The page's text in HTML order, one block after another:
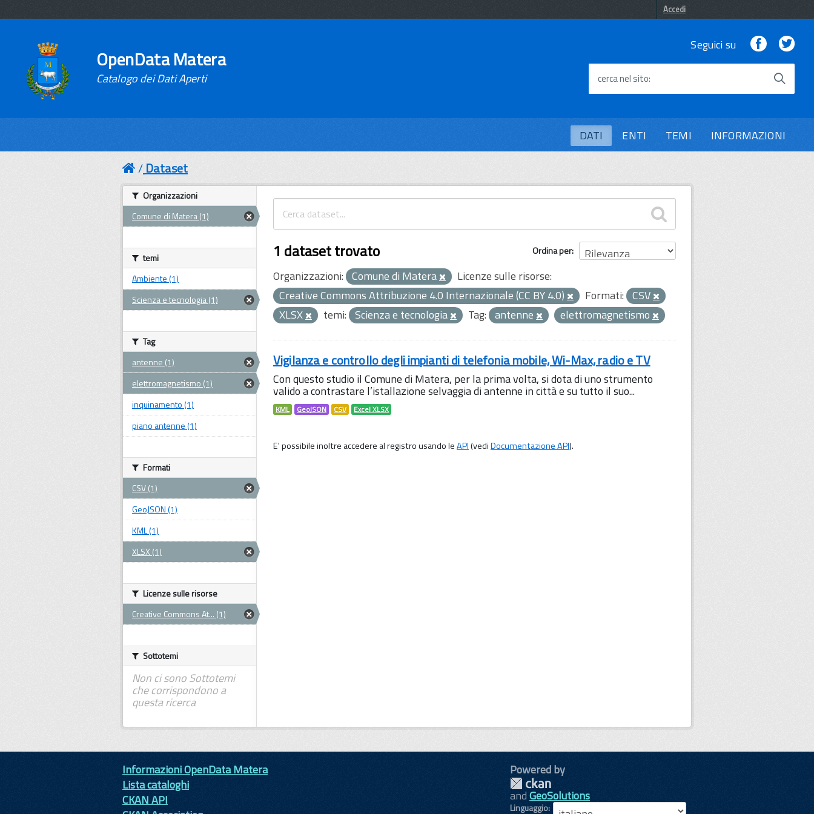
Accedi
OpenData Matera
Catalogo dei Dati Aperti
Seguici su Facebook
cerca nel sito
DATI ENTI TEMI INFORMAZIONI
Dataset
Ordina per
1 dataset trovato
Organizzazioni: Comune di Matera
Licenze sulle risorse:
Creative Commons Attribuzione 4.0 Internazionale (CC BY 4.0)
Formati: CSV
XLSX
temi: Scienza e tecnologia Tag: antenne elettromagnetismo
Vigilanza e controllo degli impianti di telefonia mobile, Wi-Max, radio e TV
Con questo studio il Comune di Matera, per la prima volta, si dota di uno strumento
valido a contrastare l’istallazione selvaggia di antenne in città e su tutto il suo...
KML GeoJSON CSV Excel XLSX
E' possibile inoltre accedere al registro usando leAPI(vediDocumentazione API).
Organizzazioni
Comune di Matera (1)
temi
Ambiente (1)
Scienza e tecnologia (1)
Tag
antenne (1)
elettromagnetismo (1)
inquinamento (1)
piano antenne (1)
Formati
CSV (1)
GeoJSON (1)
KML (1)
XLSX (1)
Licenze sulle risorse
Creative Commons At... (1)
Sottotemi
Non ci sono Sottotemi
che corrispondono a
questa ricerca
Informazioni OpenData Matera
Lista cataloghi
CKAN API
Powered by
andGeoSolutions
Linguaggio